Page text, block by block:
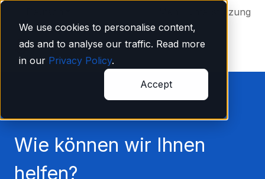
We use cookies to personalise content,
ads and to analyse our traffic. Read more
in our Privacy Policy.
Accept
Untermenü für Übersetzungen anzeigen
Mehr Unterstützung
Wie können wir Ihnen
helfen?